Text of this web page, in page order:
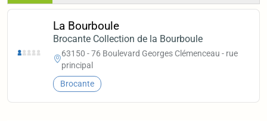
La Bourboule
Brocante Collection de la Bourboule
63150 - 76 Boulevard Georges Clémenceau - rue
principal
Brocante